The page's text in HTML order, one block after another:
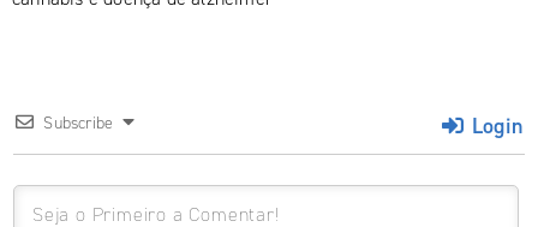
Subscribe Login